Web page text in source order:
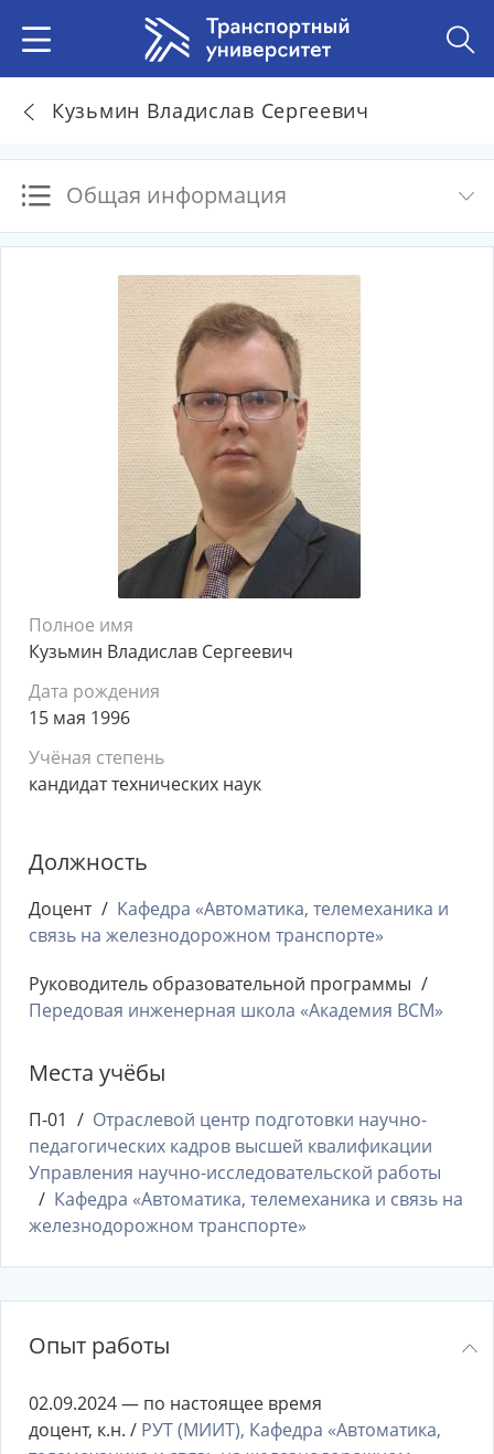
Кузьмин Владислав Сергеевич
Общая информация
Полное имя
Кузьмин Владислав Сергеевич
Дата рождения
15 мая 1996
Учёная степень
кандидат технических наук
Должность
Доцент
Кафедра «Автоматика, телемеханика и
связь на железнодорожном транспорте»
Руководитель образовательной программы
Передовая инженерная школа «Академия ВСМ»
Места учёбы
П-01
Отраслевой центр подготовки научно-
педагогических кадров высшей квалификации
Управления научно-исследовательской работы
Кафедра «Автоматика, телемеханика и связь на
железнодорожном транспорте»
Опыт работы
02.09.2024 — по настоящее время
доцент, к.н. / РУТ (МИИТ), Кафедра «Автоматика,